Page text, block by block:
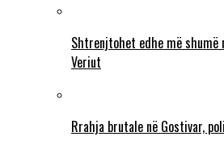
Shtrenjtohet edhe më shumë
Veriut
Rrahja brutale në Gostivar,